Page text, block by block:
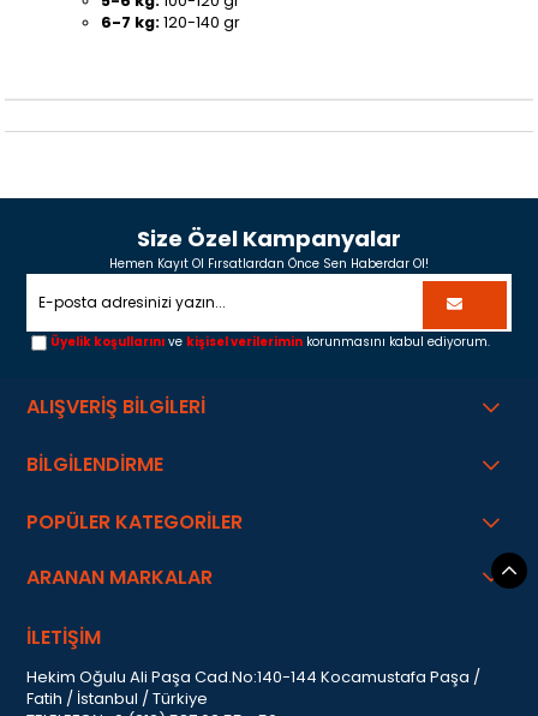
6-7 kg:120-140 gr
Size Özel Kampanyalar
Hemen Kayıt Ol Fırsatlardan Önce Sen Haberdar Ol!
Üyelik koşullarını ve kişisel verilerimin korunmasını kabul ediyorum.
ALIŞVERİŞ BİLGİLERİ
BİLGİLENDİRME
POPÜLER KATEGORİLER
ARANAN MARKALAR
İLETİŞİM
Hekim Oğulu Ali Paşa Cad.No:140-144 Kocamustafa Paşa /
Fatih / İstanbul / Türkiye